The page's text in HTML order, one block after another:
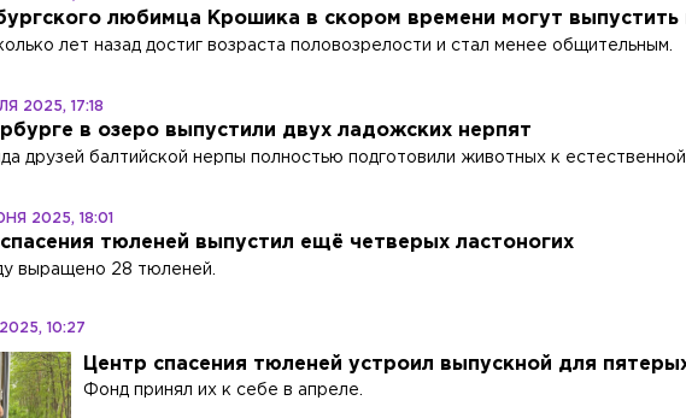
любимца Крошика в скором времени могут выпустить
лет назад достиг возраста половозрелости и стал менее общительным.
2025, 17:18
в озеро выпустили двух ладожских нерпят
друзей балтийской нерпы полностью подготовили животных к естественной
2025, 18:01
тюленей выпустил ещё четверых ластоногих
выращено 28 тюленей.
10:27
Центр спасения тюленей устроил выпускной для
Фонд принял их к себе в апреле.